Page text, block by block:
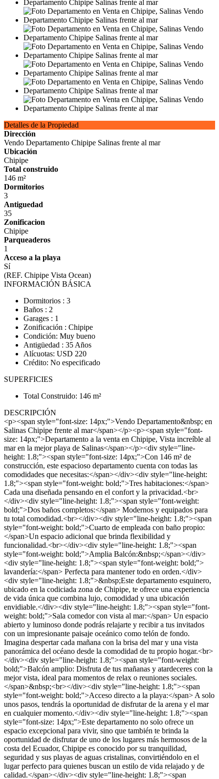
Detalles de la Propiedad
Dirección
Vendo Departamento Chipipe Salinas frente al mar
Ubicación
Chipipe
Total construido
146 m²
Dormitorios
3
Antiguedad
35
Zonificacion
Chipipe
Parqueaderos
1
Acceso a la playa
Sí
(REF. Chipipe Vista Ocean)
INFORMACIÓN BÁSICA
Dormitorios : 3
Baños : 2
Garages : 1
Zonificación : Chipipe
Condición: Muy bueno
Antigüedad : 35 Años
Alícuotas: USD 220
Crédito: No especificado
SUPERFICIES
Total Construido: 146 m²
DESCRIPCIÓN
<p><span style="font-size: 14px;">Vendo Departamento&nbsp; en
Salinas Chipipe frente al mar</span></p><p><span style="font-
size: 14px;">Departamento a la venta en Chipipe, Vista increíble al
mar en la mejor playa de Salinas</span></p><div style="line-
height: 1.8;"><span style="font-size: 14px;">Con 146 m² de
construcción, este espacioso departamento cuenta con todas las
comodidades que necesitas:</span></div><div style="line-height:
1.8;"><span style="font-weight: bold;">Tres habitaciones:</span>
Cada una diseñada pensando en el confort y la privacidad.<br>
</div><div style="line-height: 1.8;"><span style="font-weight:
bold;">Dos baños completos:</span> Modernos y equipados para
tu total comodidad.<br></div><div style="line-height: 1.8;"><span
style="font-weight: bold;">Cuarto de empleada con baño propio:
</span>Un espacio adicional que brinda flexibilidad y
funcionalidad.<br></div><div style="line-height: 1.8;"><span
style="font-weight: bold;">Amplia Balcón:&nbsp;</span></div>
<div style="line-height: 1.8;"><span style="font-weight: bold;">
lavandería:</span> Perfecta para mantener todo en orden.</div>
<div style="line-height: 1.8;">&nbsp;Este departamento esquinero,
ubicado en la codiciada zona de Chipipe, te ofrece una experiencia
de vida única que combina lujo, comodidad y una ubicación
envidiable.</div><div style="line-height: 1.8;"><span style="font-
weight: bold;">Sala comedor con vista al mar:</span> Un espacio
abierto y luminoso donde podrás relajarte y recibir a tus invitados
con un impresionante paisaje oceánico como telón de fondo.
Imagina despertar cada mañana con la brisa del mar y una vista
panorámica del océano desde la comodidad de tu propio hogar.<br>
</div><div style="line-height: 1.8;"><span style="font-weight:
bold;">Balcón amplio: Disfruta de tus mañanas y atardeceres con la
mejor vista, ideal para momentos de relax o reuniones sociales.
</span>&nbsp;<br></div><div style="line-height: 1.8;"><span
style="font-weight: bold;">Acceso directo a la playa:</span> A solo
unos pasos, tendrás la oportunidad de disfrutar de la arena y el mar
en cualquier momento.</div><div style="line-height: 1.8;"><span
style="font-size: 14px;">Este departamento no solo ofrece un
espacio excepcional para vivir, sino que también te brinda la
oportunidad de disfrutar de uno de los lugares más hermosos de la
costa del Ecuador, Chipipe es conocido por su tranquilidad,
seguridad y sus playas de aguas cristalinas, convirtiéndolo en el
lugar perfecto para quienes buscan un estilo de vida relajado y de
calidad.</span></div><div style="line-height: 1.8;"><span